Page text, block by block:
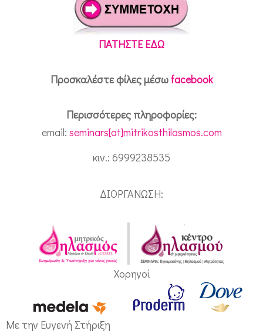
ΠΑΤΗΣΤΕ ΕΔΩ
Προσκαλέστε φίλες μέσω facebook
Περισσότερες πληροφορίες:
email: seminars[at]mitrikosthilasmos.com
κιν.: 6999238535
ΔΙΟΡΓΑΝΩΣΗ:
Χορηγοί
Mε την Ευγενή Στήριξη